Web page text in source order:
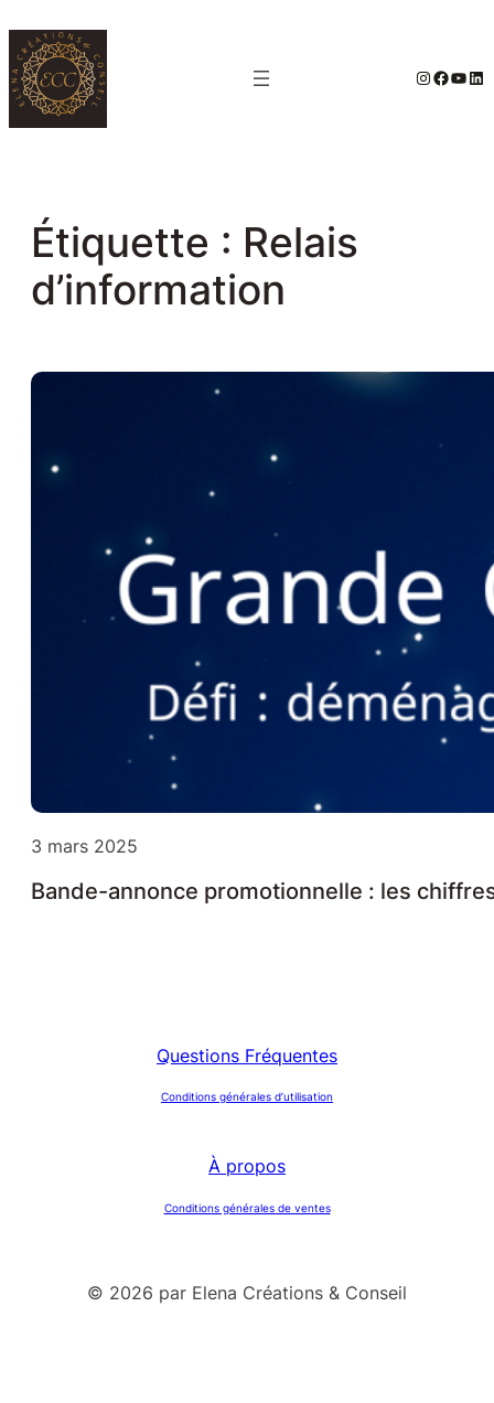
au
contenu
#
Étiquette : Relais
d’information
3 mars 2025
Bande-annonce promotionnelle : les
Questions Fréquentes
Conditions générales d’utilisation
À propos
Conditions générales de ventes
© 2026 par Elena Créations & Conseil